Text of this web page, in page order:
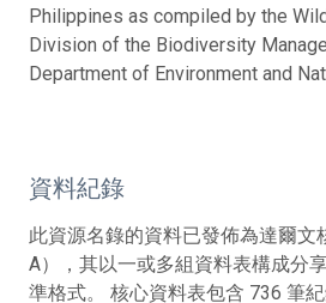
Philippines as compiled by the
Division of the Biodiversity
Department of Environment and
資料紀錄
此資源名錄的資料已發佈為達爾文
A），其以一或多組資料表構成分
準格式。 核心資料表包含 736 筆紀